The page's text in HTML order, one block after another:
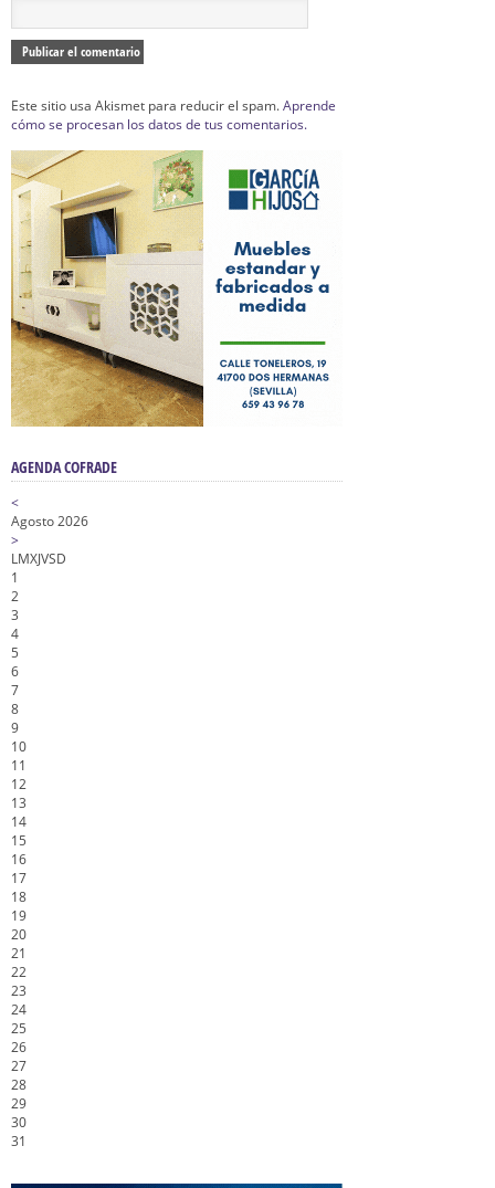
Este sitio usa Akismet para reducir el spam.Aprende
cómo se procesan los datos de tus comentarios.
AGENDA COFRADE
<
Agosto 2026
>
LMXJVSD
1
2
3
4
5
6
7
8
9
10
11
12
13
14
15
16
17
18
19
20
21
22
23
24
25
26
27
28
29
30
31